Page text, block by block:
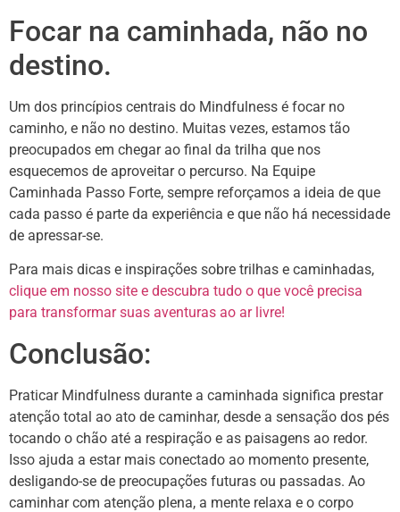
Focar na caminhada, não no
destino.
Um dos princípios centrais do Mindfulness é focar no
caminho, e não no destino. Muitas vezes, estamos tão
preocupados em chegar ao final da trilha que nos
esquecemos de aproveitar o percurso. Na Equipe
Caminhada Passo Forte, sempre reforçamos a ideia de que
cada passo é parte da experiência e que não há necessidade
de apressar-se.
Para mais dicas e inspirações sobre trilhas e caminhadas,
clique em nosso site e descubra tudo o que você precisa
para transformar suas aventuras ao ar livre!
Conclusão:
Praticar Mindfulness durante a caminhada significa prestar
atenção total ao ato de caminhar, desde a sensação dos pés
tocando o chão até a respiração e as paisagens ao redor.
Isso ajuda a estar mais conectado ao momento presente,
desligando-se de preocupações futuras ou passadas. Ao
caminhar com atenção plena, a mente relaxa e o corpo